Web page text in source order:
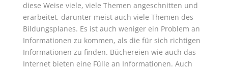
diese Weise viele, viele Themen angeschnitten und
erarbeitet, darunter meist auch viele Themen des
Bildungsplanes. Es ist auch weniger ein Problem an
Informationen zu kommen, als die für sich richtigen
Informationen zu finden. Büchereien wie auch das
Internet bieten eine Fülle an Informationen. Auch